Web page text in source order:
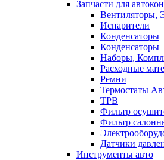
Запчасти для
Вентиляторы,
Испарители
Конденсаторы
Конденсаторы
Наборы,
Расходные
Ремни
Термостаты
ТРВ
Фильтр
Фильтр
Датчики
Инструменты авто